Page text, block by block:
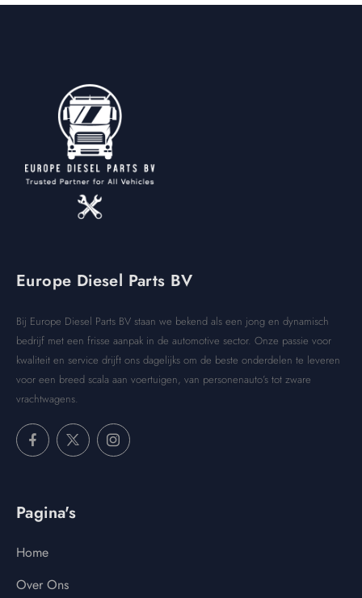
Europe Diesel Parts BV
Bij Europe Diesel Parts BV staan we bekend als een jong en dynamisch
bedrijf met een frisse aanpak in de automotive sector. Onze passie voor
kwaliteit en service drijft ons dagelijks om de beste onderdelen te leveren
voor een breed scala aan voertuigen, van personenauto’s tot zware
vrachtwagens.
Pagina's
Home
Over Ons